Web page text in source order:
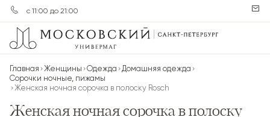
с 11:00 до 21:00
Главная Женщины Одежда Домашняя одежда
Сорочки ночные, пижамы
Женская ночная сорочка в полоску Rosch
Женская ночная сорочка в полоску